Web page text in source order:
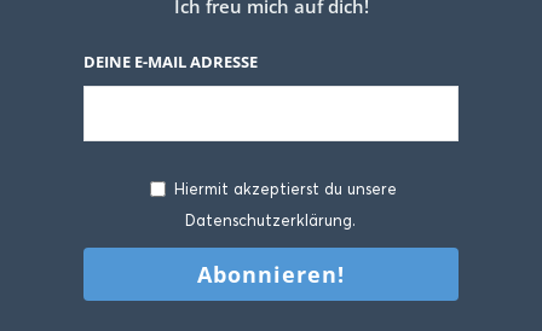
Spareribs mit Curry-Rosmarin-
Kartoffeln
Ich freu mich auf dich!
DEINE E-MAIL ADRESSE
Hiermit akzeptierst du unsere
Datenschutzerklärung.